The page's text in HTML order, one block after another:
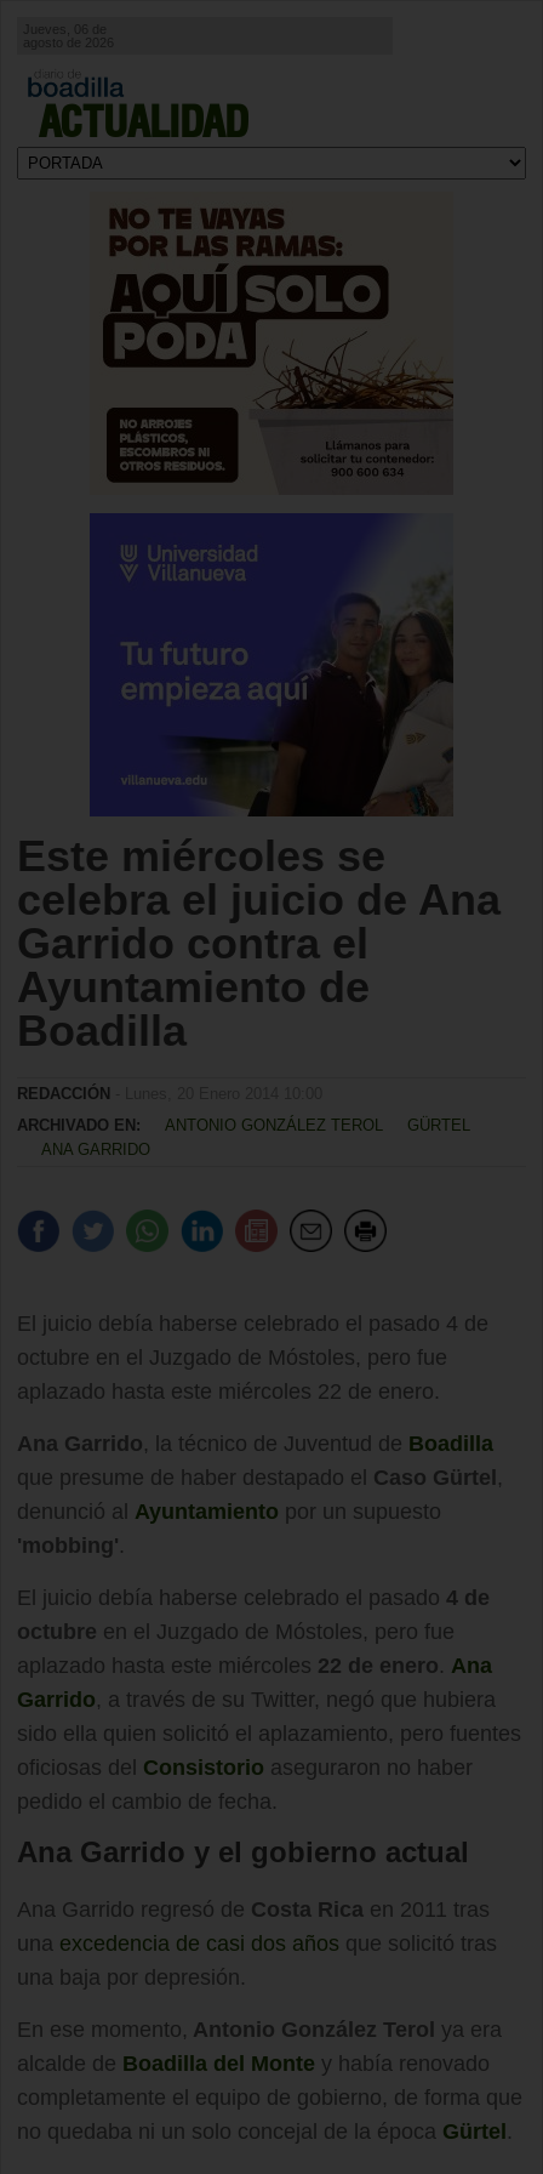
ACTUALIDAD
agosto de 2026
Este miércoles se
celebra el juicio de Ana
Garrido contra el
Ayuntamiento de
Boadilla
REDACCIÓN
ARCHIVADO EN:
ANTONIO GONZÁLEZ TEROL
GÜRTEL
ANA GARRIDO
El juicio debía haberse celebrado el pasado 4 de
octubre en el Juzgado de Móstoles, pero fue
aplazado hasta este miércoles 22 de enero.
Ana Garrido, la técnico de Juventud de Boadilla
que presume de haber destapado el Caso Gürtel ,
denunció al Ayuntamiento por un supuesto
'mobbing'.
El juicio debía haberse celebrado el pasado 4 de
octubre en el Juzgado de Móstoles, pero fue
aplazado hasta este miércoles 22 de enero. Ana
Garrido, a través de su Twitter, negó que hubiera
sido ella quien solicitó el aplazamiento, pero fuentes
oficiosas del Consistorio aseguraron no haber
pedido el cambio de fecha.
Ana Garrido y el gobierno actual
Ana Garrido regresó de Costa Rica en 2011 tras
una excedencia de casi dos años que solicitó tras
una baja por depresión.
En ese momento, Antonio González Terol ya era
alcalde de Boadilla del Monte y había renovado
completamente el equipo de gobierno, de forma que
no quedaba ni un solo concejal de la época Gürtel .